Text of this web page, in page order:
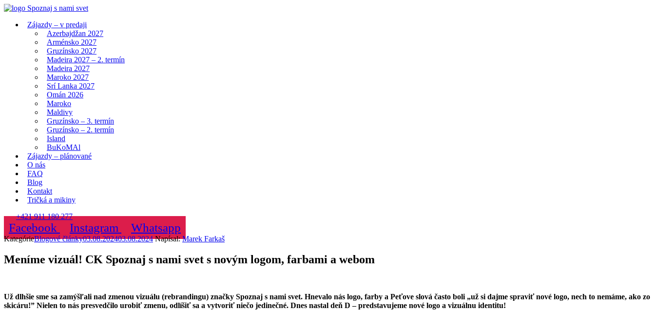
Zájazdy – v predaji
Azerbajdžan 2027
Arménsko 2027
Gruzínsko 2027
Madeira 2027 – 2. termín
Madeira 2027
Maroko 2027
Srí Lanka 2027
Omán 2026
Maroko
Maldivy
Gruzínsko – 3. termín
Gruzínsko – 2. termín
Island
BuKoMAl
Zájazdy – plánované
O nás
FAQ
Blog
Kontakt
Tričká a mikiny
+421 911 180 277
Facebook Instagram Whatsapp
KategórieBlogové články03.08.202403.08.2024 Napísal:Marek Farkaš
Meníme vizuál! CK Spoznaj s nami svet s novým logom, farbami a webom
Už dlhšie sme sa zamýšľali nad zmenou vizuálu (rebrandingu) značky Spoznaj s nami svet. Hnevalo nás logo, farby a Peťove slová často boli „už si dajme spraviť nové logo, nech to nemáme, ako zo
skicáru!” Nielen to nás presvedčilo urobiť zmenu, odlíšiť sa a vytvoriť niečo jedinečné. Dnes nastal deň D – predstavujeme nové logo a vizuálnu identitu!